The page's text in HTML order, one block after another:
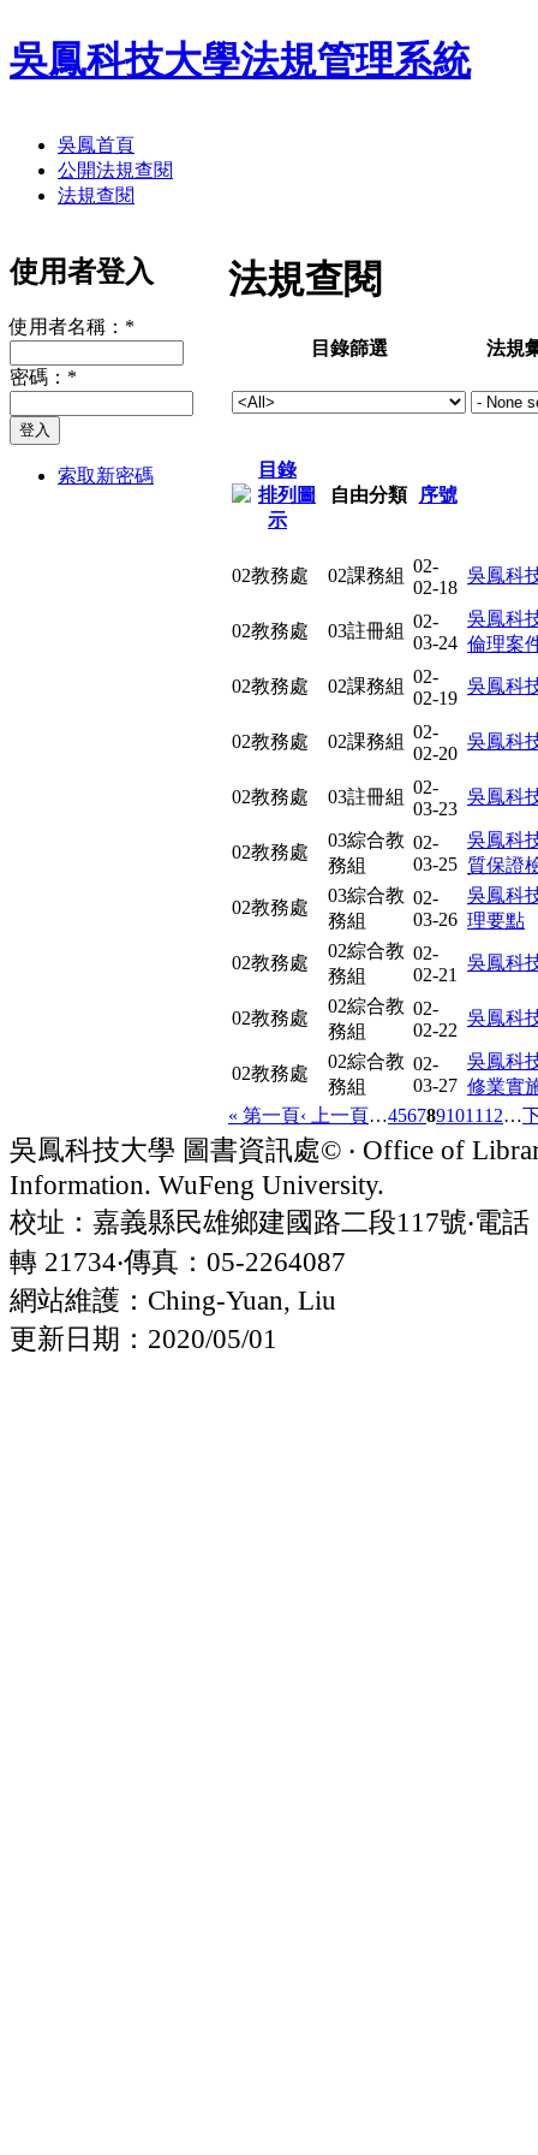
吳鳳科技大學法規管理系統
吳鳳首頁
公開法規查閱
法規查閱
使用者登入
使用者名稱： *
密碼： *
索取新密碼
法規查閱
目錄篩選 法規
目錄
自由分類
序號
02教務處 02課務組 02-
02-18
吳鳳科
02教務處 03註冊組 02-
03-24
吳鳳科
倫理案
02教務處 02課務組 02-
02-19
吳鳳科
02教務處 02課務組 02-
02-20
吳鳳科
02教務處 03註冊組 02-
03-23
吳鳳科
02教務處
03綜合教
務組
02-
03-25
吳鳳科
質保證
02教務處
03綜合教
務組
02-
03-26
吳鳳科
理要點
02教務處
02綜合教
務組
02-
02-21
吳鳳科
02教務處
02綜合教
務組
02-
02-22
吳鳳科
02教務處
02綜合教
務組
02-
03-27
吳鳳科
修業實
« 第一頁‹ 上一頁…4567891011 12…
吳鳳科技大學 圖書資訊處© ‧ Office of
Information. WuFeng University.
校址：嘉義縣民雄鄉建國路二段117號‧電話
轉 21734‧傳真：05-2264087
網站維護：Ching-Yuan, Liu
更新日期：2020/05/01